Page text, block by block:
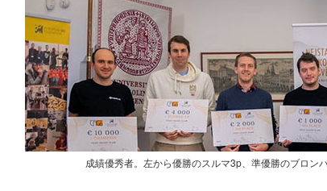
成績優秀者。左から優勝のスルマ3p、準優勝のブロン